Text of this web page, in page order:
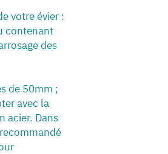
votre évier :
contenant
des
de 50mm ;
avec la
acier. Dans